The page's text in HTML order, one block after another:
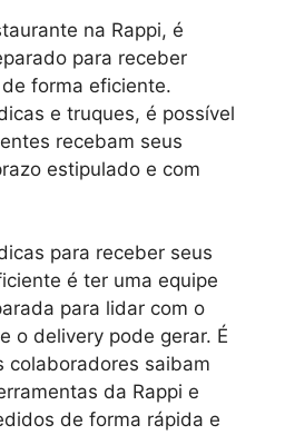
na Rappi, é
para receber
forma eficiente.
e truques, é possível
recebam seus
estipulado e com
para receber seus
é ter uma equipe
para lidar com o
o delivery pode gerar. É
colaboradores saibam
da Rappi e
de forma rápida e